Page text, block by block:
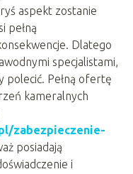
aspekt zostanie
pełną
Dlatego
specjalistami,
polecić. Pełną ofertę
kameralnych
zabezpieczenie-
posiadają
i